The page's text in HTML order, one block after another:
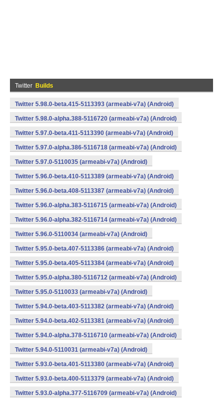
Twitter Builds
Twitter 5.98.0-beta.415-5113393 (armeabi-v7a) (Android)
Twitter 5.98.0-alpha.388-5116720 (armeabi-v7a) (Android)
Twitter 5.97.0-beta.411-5113390 (armeabi-v7a) (Android)
Twitter 5.97.0-alpha.386-5116718 (armeabi-v7a) (Android)
Twitter 5.97.0-5110035 (armeabi-v7a) (Android)
Twitter 5.96.0-beta.410-5113389 (armeabi-v7a) (Android)
Twitter 5.96.0-beta.408-5113387 (armeabi-v7a) (Android)
Twitter 5.96.0-alpha.383-5116715 (armeabi-v7a) (Android)
Twitter 5.96.0-alpha.382-5116714 (armeabi-v7a) (Android)
Twitter 5.96.0-5110034 (armeabi-v7a) (Android)
Twitter 5.95.0-beta.407-5113386 (armeabi-v7a) (Android)
Twitter 5.95.0-beta.405-5113384 (armeabi-v7a) (Android)
Twitter 5.95.0-alpha.380-5116712 (armeabi-v7a) (Android)
Twitter 5.95.0-5110033 (armeabi-v7a) (Android)
Twitter 5.94.0-beta.403-5113382 (armeabi-v7a) (Android)
Twitter 5.94.0-beta.402-5113381 (armeabi-v7a) (Android)
Twitter 5.94.0-alpha.378-5116710 (armeabi-v7a) (Android)
Twitter 5.94.0-5110031 (armeabi-v7a) (Android)
Twitter 5.93.0-beta.401-5113380 (armeabi-v7a) (Android)
Twitter 5.93.0-beta.400-5113379 (armeabi-v7a) (Android)
Twitter 5.93.0-alpha.377-5116709 (armeabi-v7a) (Android)